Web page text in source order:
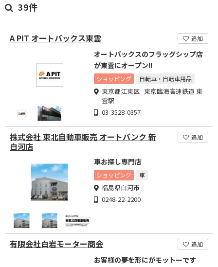
39件
A PIT オートバックス東雲 追加
オートバックスのフラッグシップ店
が東雲にオープン!!
ショッピング 自転車・自転車用品
東京都江東区 東京臨海高速鉄道 東
雲駅
03-3528-0357
株式会社 東北自動車販売 オートバンク 新
白河店
追加
車お探し専門店
ショッピング 車
福島県白河市
0248-22-2200
有限会社白岩モーター商会 追加
お客様の夢を形にがモットーです